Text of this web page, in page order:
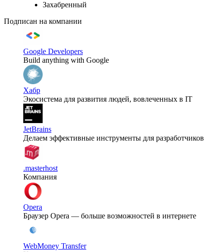
Захабренный
Подписан на компании
Google Developers
Build anything with Google
Хабр
Экосистема для развития людей, вовлеченных в IT
JetBrains
Делаем эффективные инструменты для разработчиков
.masterhost
Компания
Opera
Браузер Opera — больше возможностей в интернете
WebMoney Transfer